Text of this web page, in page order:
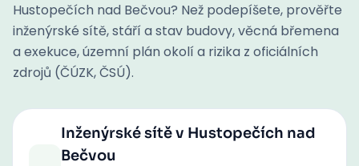
Hustopečích nad Bečvou? Než podepíšete, prověřte
inženýrské sítě, stáří a stav budovy, věcná břemena
a exekuce, územní plán okolí a rizika z oficiálních
zdrojů (ČÚZK, ČSÚ).
Inženýrské sítěv Hustopečích nad
Bečvou